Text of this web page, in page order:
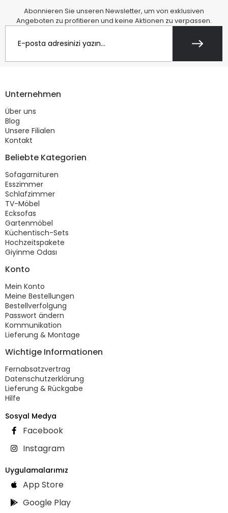
Abonnieren Sie unseren Newsletter, um von exklusiven
Angeboten zu profitieren und keine Aktionen zu verpassen.
Unternehmen
Über uns
Blog
Unsere Filialen
Kontakt
Beliebte Kategorien
Sofagarnituren
Esszimmer
Schlafzimmer
TV-Möbel
Ecksofas
Gartenmöbel
Küchentisch-Sets
Hochzeitspakete
Giyinme Odası
Konto
Mein Konto
Meine Bestellungen
Bestellverfolgung
Passwort ändern
Kommunikation
Lieferung & Montage
Wichtige Informationen
Fernabsatzvertrag
Datenschutzerklärung
Lieferung & Rückgabe
Hilfe
Sosyal Medya
Facebook
Instagram
Uygulamalarımız
App Store
Google Play